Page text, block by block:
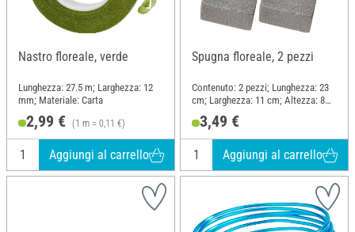
Nastro floreale, verde
Lunghezza: 27.5 m; Larghezza: 12
mm; Materiale: Carta
2,99 € (1 m = 0,11 €)
Aggiungi al carrello
Spugna floreale, 2 pezzi
Contenuto: 2 pezzi; Lunghezza: 23
cm; Larghezza: 11 cm; Altezza: 8
cm; Materiale: Spugna floreale
3,49 €
Aggiungi al carrello